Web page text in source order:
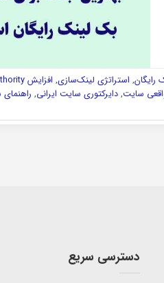
رایگان, استراتژی لینک‌سازی, افزایش Domain Authority
سایت,دایرکتوری سایت ایرانی,
دسترسی سریع